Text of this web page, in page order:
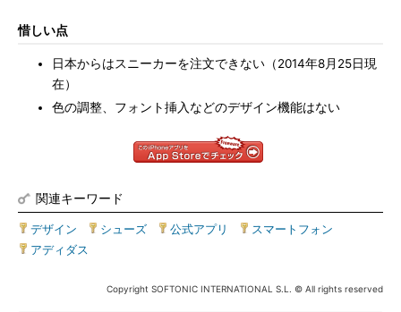
惜しい点
日本からはスニーカーを注文できない（2014年8月25日現
在）
色の調整、フォント挿入などのデザイン機能はない
関連キーワード
デザイン シューズ 公式アプリ スマートフォン
アディダス
Copyright SOFTONIC INTERNATIONAL S.L. © All rights reserved